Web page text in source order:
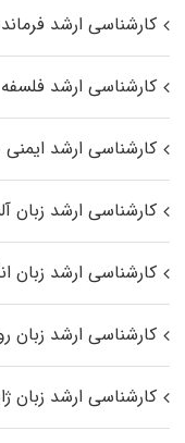
کارشناسی ارشد
کارشناسی ارشد فلسفه
کارشناسی ارشد
کارشناسی ارشد زبان
کارشناسی ارشد زبان
کارشناسی ارشد زبان
کارشناسی ارشد زبان